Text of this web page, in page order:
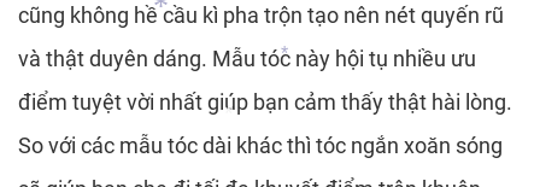
*
cũng không hề cầu kì pha trộn tạo nên nét quyến rũ
và thật duyên dáng. Mẫu tóc này hội tụ nhiều ưu
điểm tuyệt vời nhất giúp bạn cảm thấy thật hài lòng.
So với các mẫu tóc dài khác thì tóc ngắn xoăn sóng